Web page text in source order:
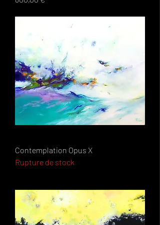
Contemplation Opus X
Rupture de stock